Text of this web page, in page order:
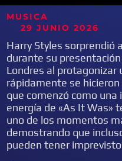
29 JUNIO2026
Harry Styles sorprendió
durante su
Londres al protagonizar
rápidamente se
que comenzó como
energía de «As It Was»
uno de los momentos
demostrando que
pueden tener